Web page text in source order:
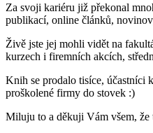
Za svoji kariéru již překonal
publikací, online článků,
Živě jste jej mohli vidět na
kurzech i firemních akcích,
Knih se prodalo tisíce, účastníci
proškolené firmy do stovek :)
Miluju to a děkuji Vám všem, že